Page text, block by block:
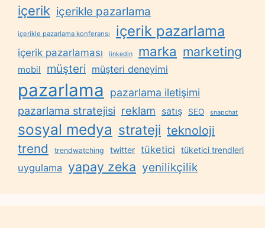
içerik içerikle pazarlama
içerikle pazarlama konferansı içerik pazarlama
içerik pazarlaması linkedin marka marketing
mobil müşteri müşteri deneyimi
pazarlama
pazarlama iletişimi
pazarlama stratejisi reklam satış SEO snapchat
sosyal medya strateji teknoloji
trend trendwatching twitter tüketici tüketici trendleri
uygulama yapay zeka yenilikçilik